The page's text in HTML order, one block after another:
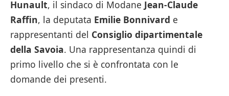
Hunault, il sindaco di Modane Jean-Claude
Raffin, la deputata Emilie Bonnivard e
rappresentanti del Consiglio dipartimentale
della Savoia. Una rappresentanza quindi di
primo livello che si è confrontata con le
domande dei presenti.